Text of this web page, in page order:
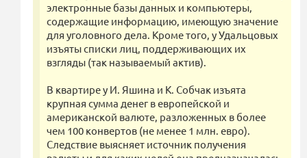
электронные базы данных и компьютеры,
содержащие информацию, имеющую значение
для уголовного дела. Кроме того, у Удальцовых
изъяты списки лиц, поддерживающих их
взгляды (так называемый актив).
В квартире у И. Яшина и К. Собчак изъята
крупная сумма денег в европейской и
американской валюте, разложенных в более
чем 100 конвертов (не менее 1 млн. евро).
Следствие выясняет источник получения